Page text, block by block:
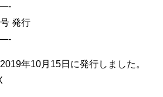
発行
年10月15日に発行しました。